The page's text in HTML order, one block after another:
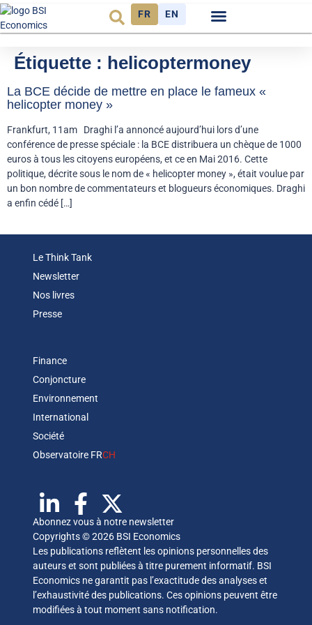
FR EN
Étiquette : helicoptermoney
La BCE décide de mettre en place le fameux «
helicopter money »
Frankfurt, 11am Draghi l’a annoncé aujourd’hui lors d’une
conférence de presse spéciale : la BCE distribuera un chèque de 1000
euros à tous les citoyens européens, et ce en Mai 2016. Cette
politique, décrite sous le nom de « helicopter money », était voulue par
un bon nombre de commentateurs et blogueurs économiques. Draghi
a enfin cédé […]
Le Think Tank
Newsletter
Nos livres
Presse
Finance
Conjoncture
Environnement
International
Société
Observatoire FRCH
Abonnez vous à notre newsletter
Copyrights © 2026 BSI Economics
Les publications reflètent les opinions personnelles des
auteurs et sont publiées à titre purement informatif. BSI
Economics ne garantit pas l’exactitude des analyses et
l’exhaustivité des publications. Ces opinions peuvent être
modifiées à tout moment sans notification.